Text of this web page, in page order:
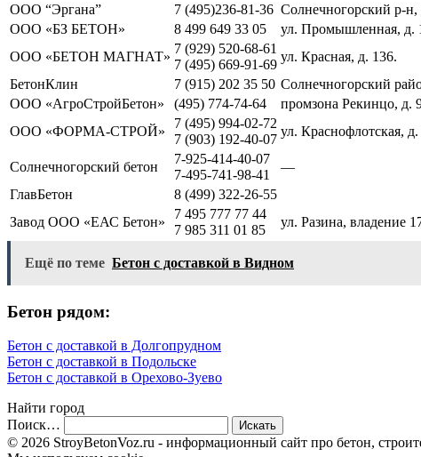
ООО “Эргана”
7 (495)236-81-36 Солнечногорский р-н,
ООО «БЗ БЕТОН»
8 499 649 33 05
ул. Промышленная, д.
ООО «БЕТОН МАГНАТ»
7 (929) 520-68-61
7 (495) 669-91-69
ул. Красная, д. 136.
БетонКлин
7 (915) 202 35 50 Солнечногорский
ООО «АгроСтройБетон»
(495) 774-74-64
промзона Рекинцо, д.
ООО «ФОРМА-СТРОЙ»
7 (495) 994-02-72
7 (903) 192-40-07
ул. Краснофлотская,
Солнечногорский бетон
7-925-414-40-07
7-495-741-98-41
—
ГлавБетон
8 (499) 322-26-55
Завод ООО «ЕАС Бетон»
7 495 777 77 44
7 985 311 01 85
ул. Разина, владение
Ещё по теме Бетон с доставкой в Видном
Бетон рядом:
Бетон с доставкой в Долгопрудном
Бетон с доставкой в Подольске
Бетон с доставкой в Орехово-Зуево
Найти город
Поиск…
© 2026 StroyBetonVoz.ru - информационный сайт про бетон,